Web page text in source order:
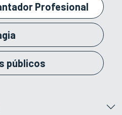
Profesional
públicos